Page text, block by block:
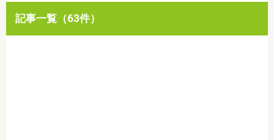
おでかけ
カテゴリを選ぶ
すべて グルメ 美容・健康 歯医者・病院 おでかけ
記事一覧（63件）